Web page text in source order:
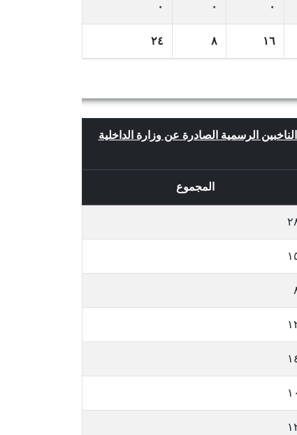
٠ ٠ ٠
١٦ ٨ ٢٤
الناخبين الرسمية الصادرة عن وزارة الداخلية
المجموع
١٠